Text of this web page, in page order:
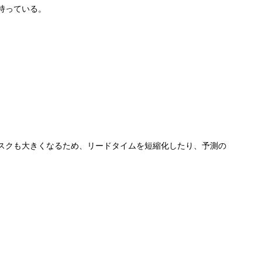
ている。
も大きくなるため、リードタイムを短縮化したり、予測の